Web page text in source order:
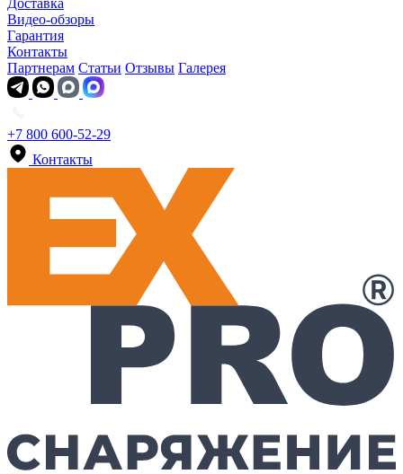
Доставка
Видео-обзоры
Гарантия
Контакты
Партнерам Статьи Отзывы Галерея
+7 800 600-52-29
Контакты